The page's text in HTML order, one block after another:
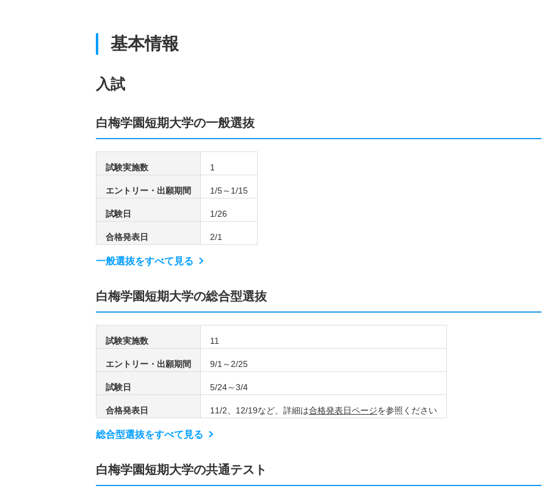
基本情報
入試
白梅学園短期大学の一般選抜
試験実施数 1
エントリー・出願期間 1/5～1/15
試験日 1/26
合格発表日 2/1
一般選抜をすべて見る
白梅学園短期大学の総合型選抜
試験実施数 11
エントリー・出願期間 9/1～2/25
試験日 5/24～3/4
合格発表日 11/2、12/19など、詳細は合格発表日ページを参照ください
総合型選抜をすべて見る
白梅学園短期大学の共通テスト